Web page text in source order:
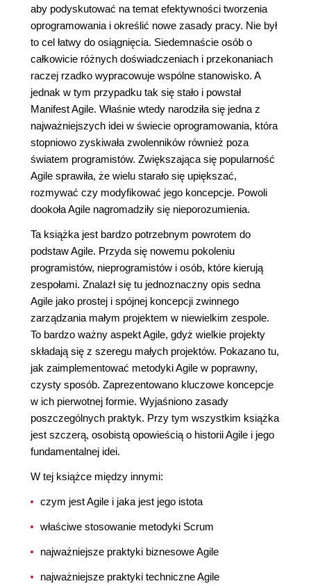
aby podyskutować na temat efektywności tworzenia
oprogramowania i określić nowe zasady pracy. Nie był
to cel łatwy do osiągnięcia. Siedemnaście osób o
całkowicie różnych doświadczeniach i przekonaniach
raczej rzadko wypracowuje wspólne stanowisko. A
jednak w tym przypadku tak się stało i powstał
Manifest Agile. Właśnie wtedy narodziła się jedna z
najważniejszych idei w świecie oprogramowania, która
stopniowo zyskiwała zwolenników również poza
światem programistów. Zwiększająca się popularność
Agile sprawiła, że wielu starało się upiększać,
rozmywać czy modyfikować jego koncepcje. Powoli
dookoła Agile nagromadziły się nieporozumienia.
Ta książka jest bardzo potrzebnym powrotem do
podstaw Agile. Przyda się nowemu pokoleniu
programistów, nieprogramistów i osób, które kierują
zespołami. Znalazł się tu jednoznaczny opis sedna
Agile jako prostej i spójnej koncepcji zwinnego
zarządzania małym projektem w niewielkim zespole.
To bardzo ważny aspekt Agile, gdyż wielkie projekty
składają się z szeregu małych projektów. Pokazano tu,
jak zaimplementować metodyki Agile w poprawny,
czysty sposób. Zaprezentowano kluczowe koncepcje
w ich pierwotnej formie. Wyjaśniono zasady
poszczególnych praktyk. Przy tym wszystkim książka
jest szczerą, osobistą opowieścią o historii Agile i jego
fundamentalnej idei.
W tej książce między innymi:
czym jest Agile i jaka jest jego istota
właściwe stosowanie metodyki Scrum
najważniejsze praktyki biznesowe Agile
najważniejsze praktyki techniczne Agile